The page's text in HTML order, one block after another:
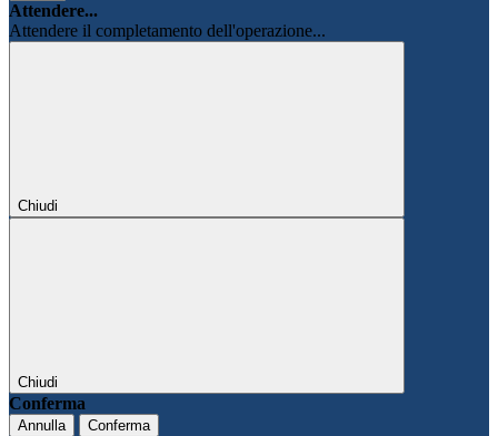
Attendere...
Attendere il completamento dell'operazione...
Chiudi
Chiudi
Conferma
Annulla Conferma